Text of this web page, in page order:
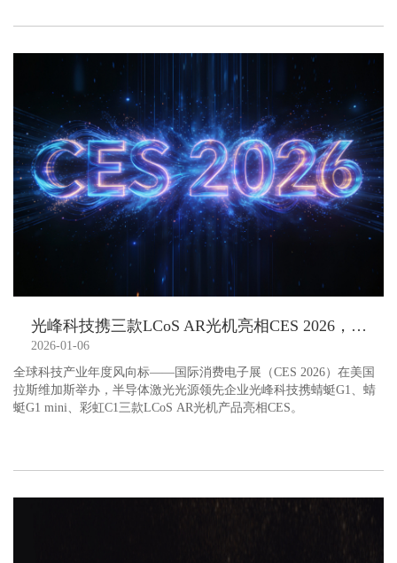
光峰科技携三款LCoS AR光机亮相CES 2026，助力AR眼镜普及
2026-01-06
全球科技产业年度风向标——国际消费电子展（CES 2026）在美国
拉斯维加斯举办，半导体激光光源领先企业光峰科技携蜻蜓G1、蜻
蜓G1 mini、彩虹C1三款LCoS AR光机产品亮相CES。